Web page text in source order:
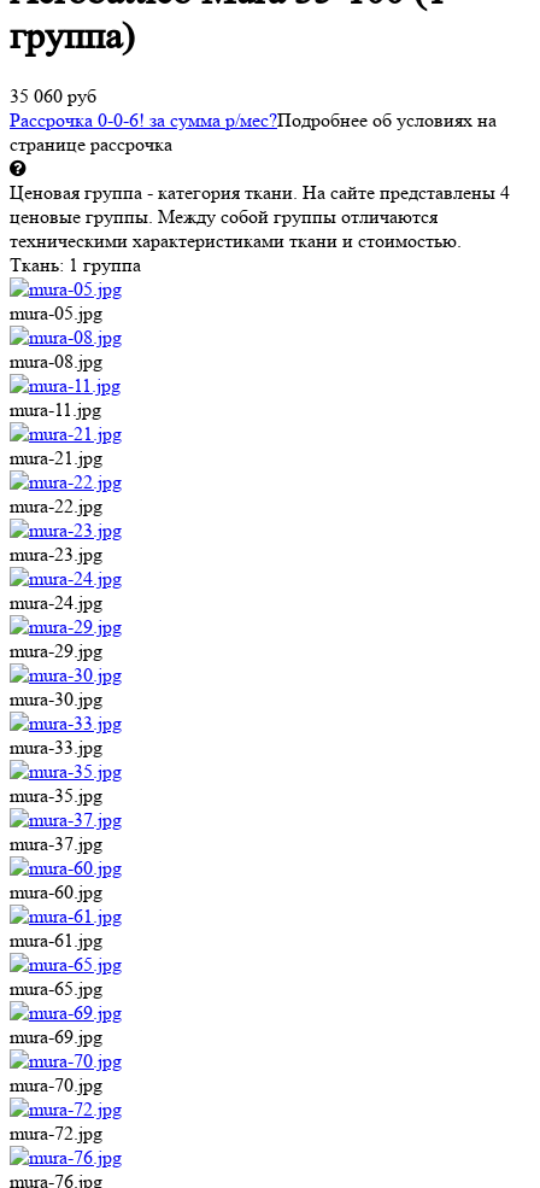
группа)
35 060 руб
Рассрочка 0-0-6! за сумма р/мес?Подробнее об условиях на
странице рассрочка
Ценовая группа - категория ткани. На сайте представлены 4
ценовые группы. Между собой группы отличаются
техническими характеристиками ткани и стоимостью.
Ткань: 1 группа
mura-05.jpg
mura-08.jpg
mura-11.jpg
mura-21.jpg
mura-22.jpg
mura-23.jpg
mura-24.jpg
mura-29.jpg
mura-30.jpg
mura-33.jpg
mura-35.jpg
mura-37.jpg
mura-60.jpg
mura-61.jpg
mura-65.jpg
mura-69.jpg
mura-70.jpg
mura-72.jpg
mura-76.jpg